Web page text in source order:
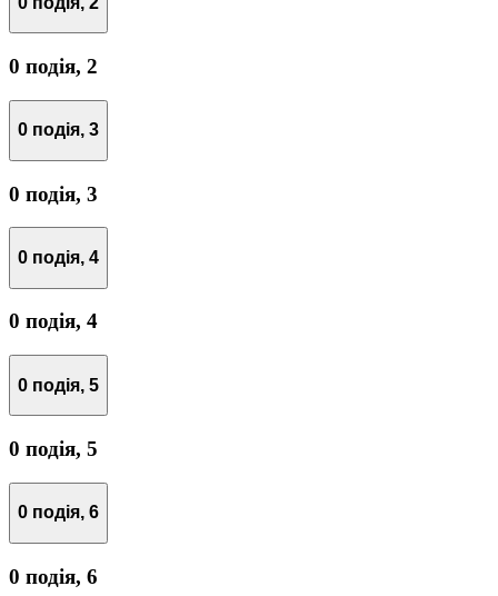
0 подія, 2
0 подія, 3
0 подія, 3
0 подія, 4
0 подія, 4
0 подія, 5
0 подія, 5
0 подія, 6
0 подія, 6